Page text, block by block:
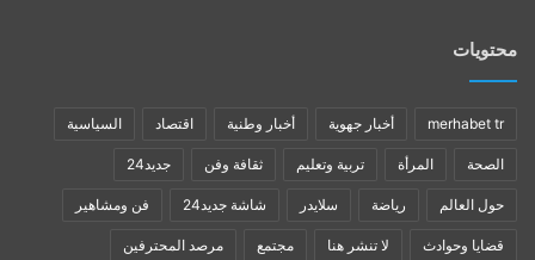
محتويات
merhabet tr أخبار جهوية أخبار وطنية اقتصاد السياسية
الصحة المرأة تربية وتعليم ثقافة وفن جديد24
حول العالم رياضة سلايدر شاشة جديد24 فن ومشاهير
قضايا وحوادث لا تنشر هنا مجتمع مرصد المحترفين